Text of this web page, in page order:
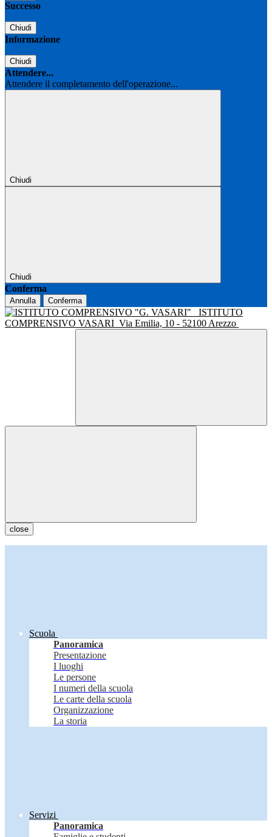
Successo
Chiudi
Informazione
Chiudi
Attendere...
Attendere il completamento dell'operazione...
Chiudi
Chiudi
Conferma
Annulla Conferma
ISTITUTO
COMPRENSIVO VASARI Via Emilia, 10 - 52100 Arezzo
close
Scuola
Panoramica
Presentazione
I luoghi
Le persone
I numeri della scuola
Le carte della scuola
Organizzazione
La storia
Servizi
Panoramica